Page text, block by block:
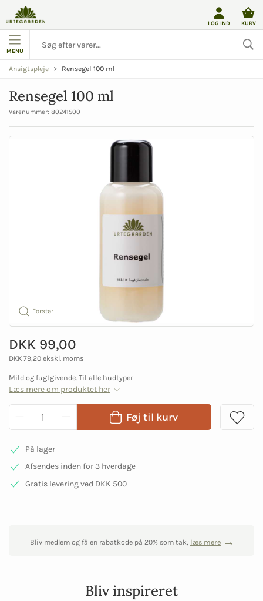
LOG IND KURV
MENU
Ansigtspleje Rensegel 100 ml
Rensegel 100 ml
Varenummer: 80241500
Forstør
DKK 99,00
DKK 79,20 ekskl. moms
Mild og fugtgivende. Til alle hudtyper
Læs mere om produktet her
Føj til kurv
På lager
Afsendes inden for 3 hverdage
Gratis levering ved DKK 500
Bliv medlem og få en rabatkode på 20% som tak, læs mere
Bliv inspireret